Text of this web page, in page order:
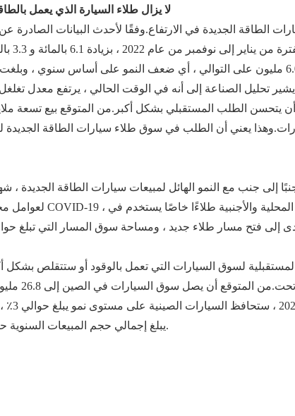
لا يزال طلاء السيارة الذي يعمل
وفقًا لأحدث البيانات الصادرة
لمصنعي
يشير تحليل الصناعة إلى أنه في الوقت الحالي ، يرتفع معدل
أن يتحسن الطلب المستقبلي بشكل أكبر.من المتوقع بيع تسعة
والأجنبية طلاءًا خاصًا يستخدم في
لسوق السيارات التي تعمل بالوقود أو ستتقلص بشكل
تحت.
من المتوقع
في عام
يبلغ إجمالي حجم المبيعات السنوية حوالي 27.6 مليون.